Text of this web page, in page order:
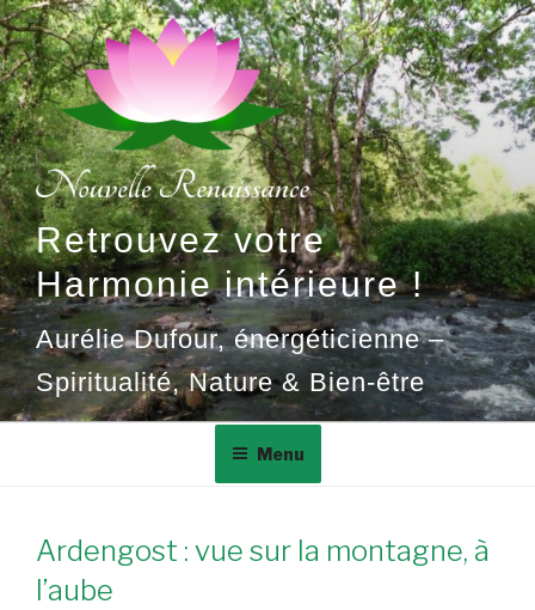
Aller
au
contenu
principal
Retrouvez votre
Harmonie intérieure !
Aurélie Dufour, énergéticienne –
Spiritualité, Nature & Bien-être
Menu
Ardengost : vue sur la montagne, à
l’aube